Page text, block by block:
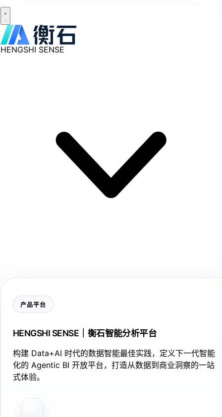
HENGSHI SENSE
产品平台
HENGSHI SENSE｜衡石智能分析平台
构建 Data+AI 时代的数据智能最佳实践，定义下一代智能
化的 Agentic BI 开放平台，打造从数据到商业洞察的一站
式体验。